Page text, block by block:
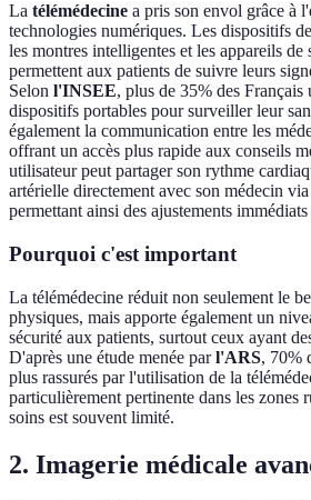
La télémédecine a pris son envol grâce à
technologies numériques. Les dispositifs
les montres intelligentes et les appareils
permettent aux patients de suivre leurs
Selon l'INSEE, plus de 35% des Français
dispositifs portables pour surveiller leur
également la communication entre les
offrant un accès plus rapide aux conseils
utilisateur peut partager son rythme
artérielle directement avec son médecin
permettant ainsi des ajustements
Pourquoi c'est important
La télémédecine réduit non seulement le
physiques, mais apporte également un
sécurité aux patients, surtout ceux ayant
D'après une étude menée parl'ARS, 70%
plus rassurés par l'utilisation de la
particulièrement pertinente dans les zones
soins est souvent limité.
2. Imagerie médicale